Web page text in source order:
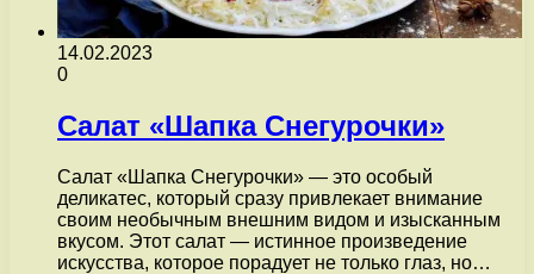
14.02.2023
0
Салат «Шапка Снегурочки»
Салат «Шапка Снегурочки» — это особый
деликатес, который сразу привлекает внимание
своим необычным внешним видом и изысканным
вкусом. Этот салат — истинное произведение
искусства, которое порадует не только глаз, но…